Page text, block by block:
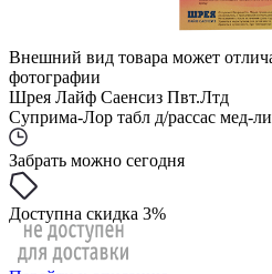
Внешний вид товара может
фотографии
Шрея Лайф Саенсиз Пвт.Лтд
Суприма-Лор табл д/рассас мед-
Забрать можно сегодня
Доступна скидка 3%